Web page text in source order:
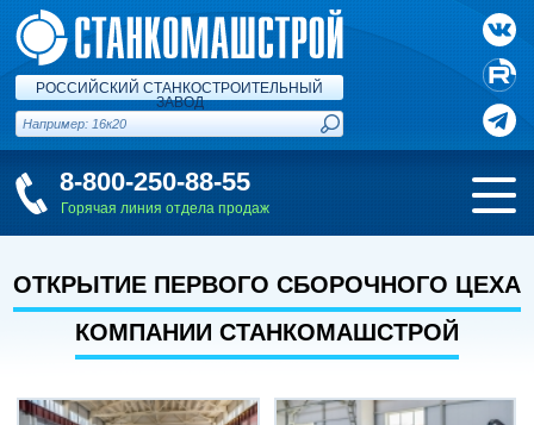
РОССИЙСКИЙ СТАНКОСТРОИТЕЛЬНЫЙ
ЗАВОД
8-800-250-88-55
Горячая линия отдела продаж
ОТКРЫТИЕ ПЕРВОГО СБОРОЧНОГО ЦЕХА
КОМПАНИИ СТАНКОМАШСТРОЙ